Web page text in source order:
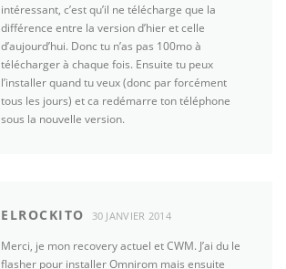
intéressant, c’est qu’il ne télécharge que la
différence entre la version d’hier et celle
d’aujourd’hui. Donc tu n’as pas 100mo à
télécharger à chaque fois. Ensuite tu peux
l’installer quand tu veux (donc par forcément
tous les jours) et ca redémarre ton téléphone
sous la nouvelle version.
ELROCKITO 30 JANVIER 2014
Merci, je mon recovery actuel et CWM. J’ai du le
flasher pour installer Omnirom mais ensuite